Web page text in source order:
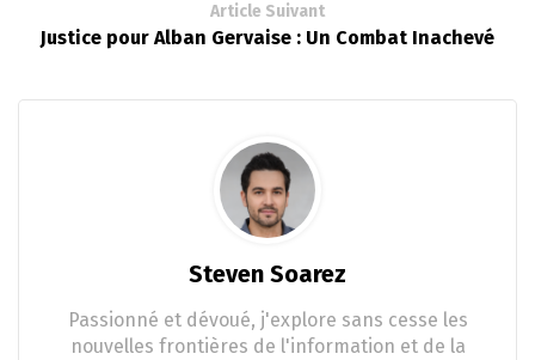
Article Suivant
Justice pour Alban Gervaise : Un Combat Inachevé
Steven Soarez
Passionné et dévoué, j'explore sans cesse les
nouvelles frontières de l'information et de la